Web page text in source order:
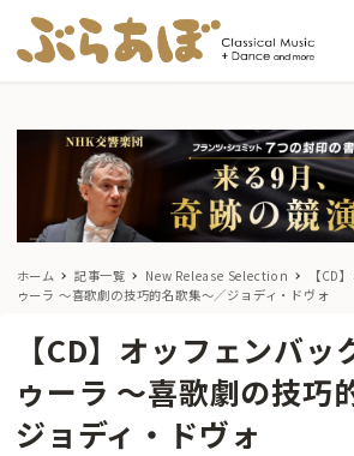
ホーム 記事一覧 New Release Selection
【CD
ゥーラ 〜喜歌劇の技巧的名歌集〜／ジョディ・ドヴォ
【CD】オッフェンバッ
ゥーラ 〜喜歌劇の技巧
ジョディ・ドヴォ